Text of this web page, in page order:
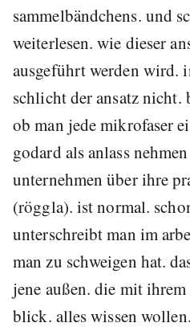
sammelbändchens. und
weiterlesen. wie dieser
ausgeführt werden wird.
schlicht der ansatz nicht.
ob man jede mikrofaser
godard als anlass
unternehmen über ihre
(röggla). ist normal.
unterschreibt man im
man zu schweigen hat.
jene außen. die mit
blick. alles wissen